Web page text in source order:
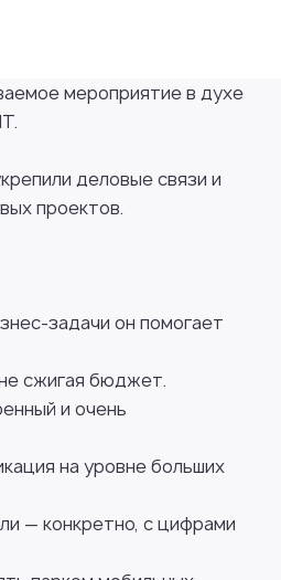
мероприятие в духе
деловые связи и
проектов.
задачи он помогает
сжигая бюджет.
и очень
на уровне больших
— конкретно, с цифрами